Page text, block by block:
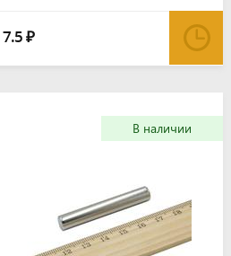
7.5 ₽
В наличии